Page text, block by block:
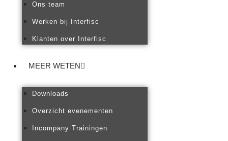
Ons team
Werken bij Interfisc
Klanten over Interfisc
MEER WETEN
Downloads
Overzicht evenementen
Incompany Trainingen